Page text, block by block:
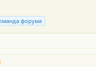
форума